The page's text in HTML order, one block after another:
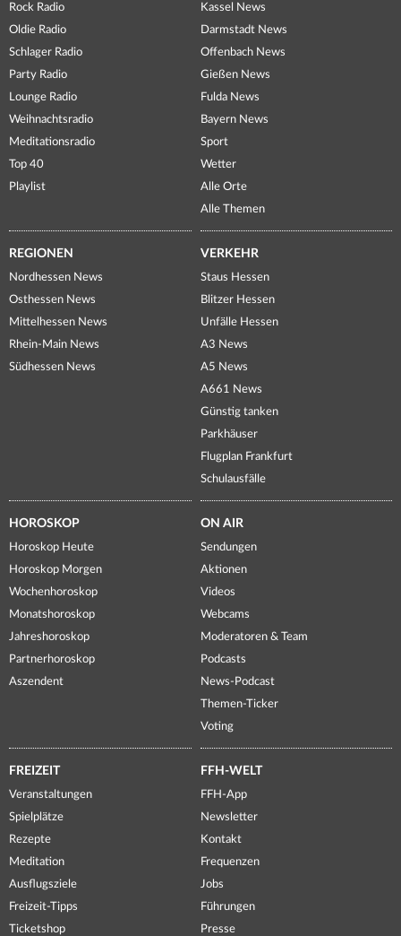
Rock Radio
Oldie Radio
Schlager Radio
Party Radio
Lounge Radio
Weihnachtsradio
Meditationsradio
Top 40
Playlist
Kassel News
Darmstadt News
Offenbach News
Gießen News
Fulda News
Bayern News
Sport
Wetter
Alle Orte
Alle Themen
REGIONEN
Nordhessen News
Osthessen News
Mittelhessen News
Rhein-Main News
Südhessen News
VERKEHR
Staus Hessen
Blitzer Hessen
Unfälle Hessen
A3 News
A5 News
A661 News
Günstig tanken
Parkhäuser
Flugplan Frankfurt
Schulausfälle
HOROSKOP
Horoskop Heute
Horoskop Morgen
Wochenhoroskop
Monatshoroskop
Jahreshoroskop
Partnerhoroskop
Aszendent
ON AIR
Sendungen
Aktionen
Videos
Webcams
Moderatoren & Team
Podcasts
News-Podcast
Themen-Ticker
Voting
FREIZEIT
Veranstaltungen
Spielplätze
Rezepte
Meditation
Ausflugsziele
Freizeit-Tipps
Ticketshop
FFH-WELT
FFH-App
Newsletter
Kontakt
Frequenzen
Jobs
Führungen
Presse